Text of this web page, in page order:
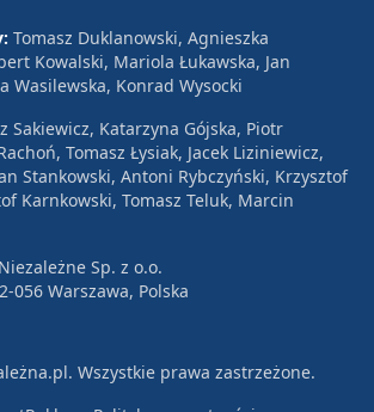
Tomasz Duklanowski, Agnieszka
Kowalski, Mariola Łukawska, Jan
Wasilewska, Konrad Wysocki
Sakiewicz, Katarzyna Gójska, Piotr
Tomasz Łysiak, Jacek Liziniewicz,
Stankowski, Antoni Rybczyński, Krzysztof
Karnkowski, Tomasz Teluk, Marcin
Sp. z o.o.
056 Warszawa, Polska
Wszystkie prawa zastrzeżone.